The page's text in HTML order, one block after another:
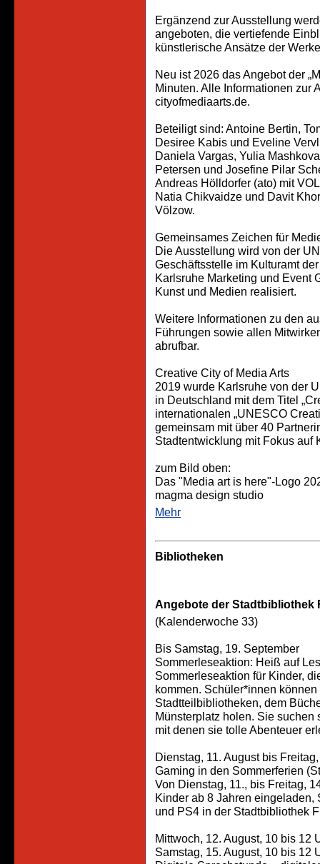
Ergänzend zur Ausstellung
angeboten, die vertiefende
künstlerische Ansätze der
Neu ist 2026 das Angebot der
Minuten. Alle Informationen zur
cityofmediaarts.de.
Beteiligt sind: Antoine Bertin,
Desiree Kabis und Eveline
Daniela Vargas, Yulia
Petersen und Josefine Pilar
Andreas Hölldorfer (ato) mit
Natia Chikvaidze und Davit
Völzow.
Gemeinsames Zeichen für
Die Ausstellung wird von der
Geschäftsstelle im Kulturamt
Karlsruhe Marketing und Event
Kunst und Medien realisiert.
Weitere Informationen zu den
Führungen sowie allen
abrufbar.
Creative City of Media Arts
2019 wurde Karlsruhe von der
in Deutschland mit dem Titel
internationalen „UNESCO
gemeinsam mit über 40
Stadtentwicklung mit Fokus auf
zum Bild oben:
Das "Media art is here"-Logo
magma design studio
Mehr
Bibliotheken
Angebote der Stadtbibliothek
(Kalenderwoche 33)
Bis Samstag, 19. September
Sommerleseaktion: Heiß auf
Sommerleseaktion für Kinder,
kommen. Schüler*innen
Stadtteilbibliotheken, dem
Münsterplatz holen. Sie
mit denen sie tolle Abenteuer
Dienstag, 11. August bis
Gaming in den Sommerferien
Von Dienstag, 11., bis Freitag,
Kinder ab 8 Jahren
und PS4 in der Stadtbibliothek
Mittwoch, 12. August, 10 bis 12
Samstag, 15. August, 10 bis 12